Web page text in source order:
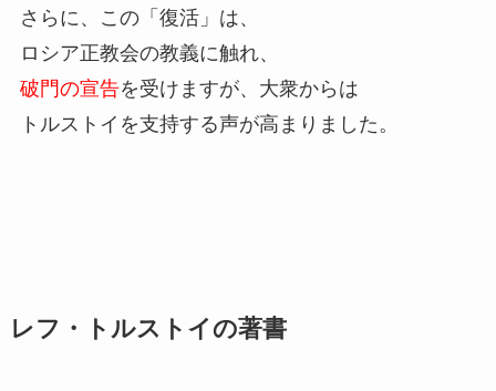
さらに、この「復活」は、
ロシア正教会の教義に触れ、
破門の宣告を受けますが、大衆からは
トルストイを支持する声が高まりました。
レフ・トルストイの著書